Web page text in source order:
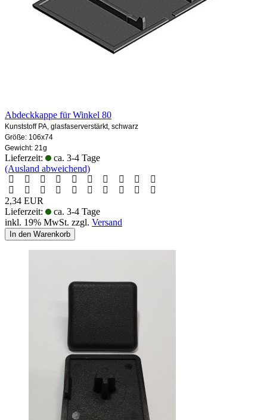
Abdeckkappe für Winkel 80
Kunststoff PA, glasfaserverstärkt, schwarz
Größe: 106x74
Gewicht: 21g
Lieferzeit:
ca. 3-4 Tage
(Ausland abweichend)
2,34 EUR
Lieferzeit:
ca. 3-4 Tage
inkl. 19% MwSt. zzgl. Versand
In den Warenkorb